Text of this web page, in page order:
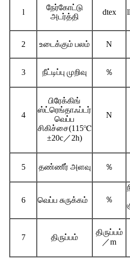
l
நேர்கோட்டு
அடர்த்தி
dtex
2 உடைக்கும் பலம் N
3 நீட்டிப்பு முறிவு ％
4
பிரேக்கிங்
ஸ்ட்ரெங்தாஃப்டர்
வெப்ப
சிகிச்சை(115℃
±20c／2h)
N
5 தண்ணீர் அளவு ％
6 வெப்ப சுருக்கம் ％
7 திருப்பம்
திருப்பம்
／m